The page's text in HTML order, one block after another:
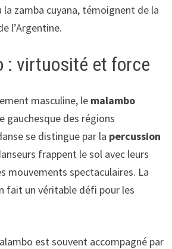
la zamba cuyana, témoignent de la
l’Argentine.
: virtuosité et force
masculine, le malambo
gauchesque des régions
se distingue par la percussion
frappent le sol avec leurs
mouvements spectaculaires. La
fait un véritable défi pour les
est souvent accompagné par